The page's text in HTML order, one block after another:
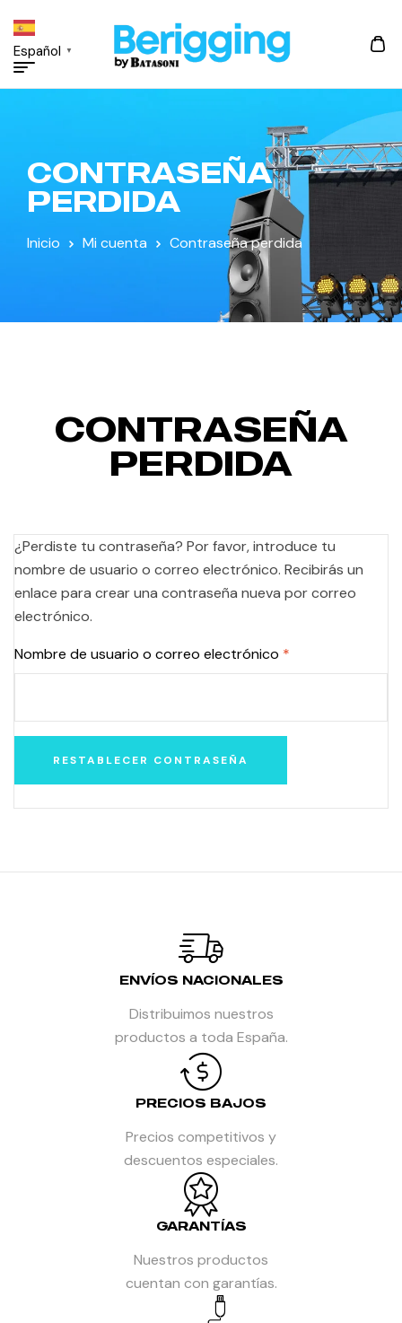
Español ▼
CONTRASEÑA
PERDIDA
Inicio Mi cuenta Contraseña perdida
CONTRASEÑA
PERDIDA
¿Perdiste tu contraseña? Por favor, introduce tu
nombre de usuario o correo electrónico. Recibirás un
enlace para crear una contraseña nueva por correo
electrónico.
Nombre de usuario o correo electrónico *
RESTABLECER CONTRASEÑA
ENVÍOS NACIONALES
Distribuimos nuestros
productos a toda España.
PRECIOS BAJOS
Precios competitivos y
descuentos especiales.
GARANTÍAS
Nuestros productos
cuentan con garantías.